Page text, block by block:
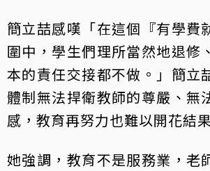
簡立喆感嘆「在這個『有學費
圍中，學生們理所當然地退修
本的責任交接都不做。」簡立
體制無法捍衛教師的尊嚴、無
感，教育再努力也難以開花結
她強調，教育不是服務業，老